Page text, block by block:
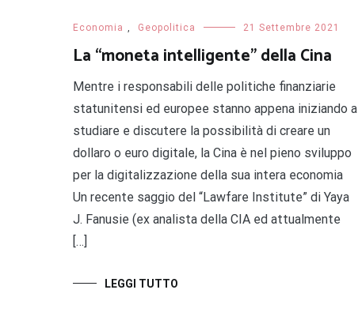
Economia Geopolitica 21 Settembre 2021
La “moneta intelligente” della Cina
Mentre i responsabili delle politiche finanziarie
statunitensi ed europee stanno appena iniziando a
studiare e discutere la possibilità di creare un
dollaro o euro digitale, la Cina è nel pieno sviluppo
per la digitalizzazione della sua intera economia
Un recente saggio del “Lawfare Institute” di Yaya
J. Fanusie (ex analista della CIA ed attualmente
[…]
LEGGI TUTTO